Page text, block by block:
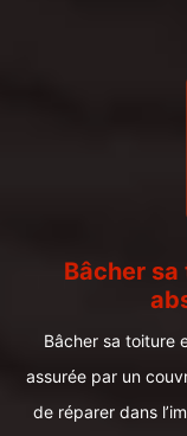
Bâcher
Bâcher sa toiture
assurée par un
de réparer dans